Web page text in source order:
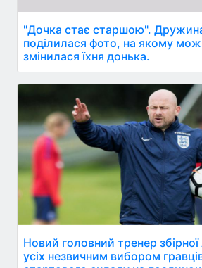
"Дочка стає старшою".
поділилася фото, на якому
змінилася їхня донька.
Новий головний тренер збірної
усіх незвичним вибором